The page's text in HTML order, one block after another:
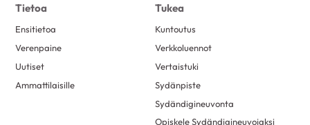
Tietoa
Ensitietoa
Verenpaine
Uutiset
Ammattilaisille
Tukea
Kuntoutus
Verkkoluennot
Vertaistuki
Sydänpiste
Sydändigineuvonta
Opiskele Sydändigineuvojaksi